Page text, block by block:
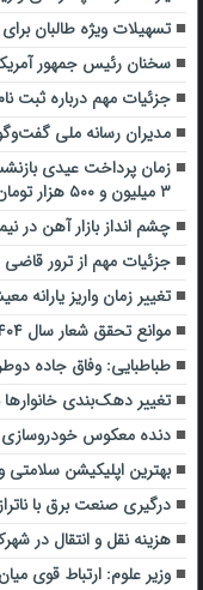
تسهیلات ویژه طالبان برای
سخنان رئیس جمهور
جزئیات مهم درباره ثبت
مدیران رسانه ملی‌
زمان پرداخت عیدی
۳ میلیون و ۵۰۰ هزار تومان عیدی می‌گیرند؟
چشم انداز بازار آهن در نیمه
جزئیات مهم از ترور
تغییر زمان واریز یارانه معیشتی اسفند ۱۴۰۳ | از
موانع تحقق شعار سال ۱۴۰۴
طباطبایی: وفاق جاده
تغییر دهک‌بندی
دنده معکوس خودروسازی در
بهترین اپلیکیشن سلامتی
درگیری صنعت برق با
هزینه نقل و انتقال در
وزیر علوم: ارتباط ‌قوی